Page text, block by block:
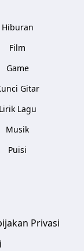
Hiburan
Film
Game
Gitar
Lirik Lagu
Musik
Puisi
Privasi